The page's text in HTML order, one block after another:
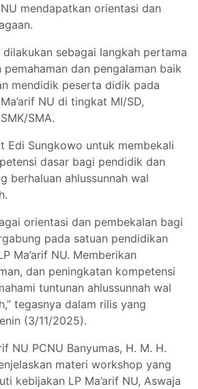
mendapatkan orientasi dan
dilakukan sebagai langkah pertama
dan pengalaman baik
mendidik peserta didik pada
NU di tingkat MI/SD,
SMA.
Edi Sungkowo untuk membekali
dasar bagi pendidik dan
berhaluan ahlussunnah wal
orientasi dan pembekalan bagi
pada satuan pendidikan
Ma’arif NU. Memberikan
dan peningkatan kompetensi
tuntunan ahlussunnah wal
tegasnya dalam rilis yang
(3/11/2025).
NU PCNU Banyumas, H. M. H.
materi workshop yang
kebijakan LP Ma’arif NU, Aswaja